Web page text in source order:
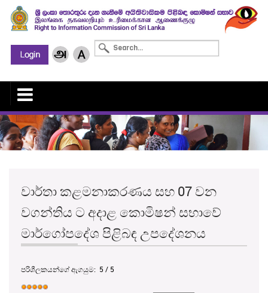
වාර්තා කළමනාකරණය සහ 07 වන
වගන්තිය ට අදාළ කොමිෂන් සභාවේ
මාර්ගෝපදේශ පිළිබඳ උපදේශනය
පරිශීලකයන්ගේ ඇගයුම: 5 / 5